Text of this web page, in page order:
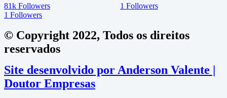
81k Followers 1 Followers
1 Followers
© Copyright 2022, Todos os direitos
reservados
Site desenvolvido por Anderson Valente |
Doutor Empresas